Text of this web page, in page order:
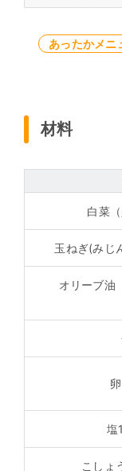
あったかメニ
材料
白菜（
玉ねぎ(みじ
オリーブ油
塩
こしょ